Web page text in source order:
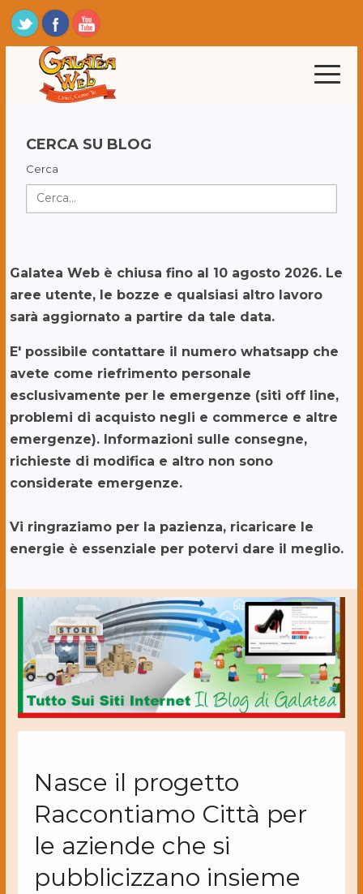
CERCA SU BLOG
Cerca
Galatea Web è chiusa fino al 10 agosto 2026. Le
aree utente, le bozze e qualsiasi altro lavoro
sarà aggiornato a partire da tale data.
E' possibile contattare il numero whatsapp che
avete come riefrimento personale
esclusivamente per le emergenze (siti off line,
problemi di acquisto negli e commerce e altre
emergenze). Informazioni sulle consegne,
richieste di modifica e altro non sono
considerate emergenze.
Vi ringraziamo per la pazienza, ricaricare le
energie è essenziale per potervi dare il meglio.
Nasce il progetto
Raccontiamo Città per
le aziende che si
pubblicizzano insieme